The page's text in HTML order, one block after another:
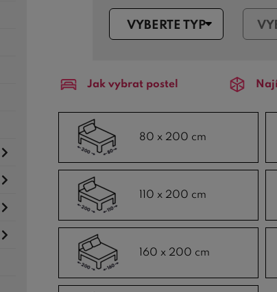
postele 90x200 cm. Pro větší
postele 140x200 cmideální volbou.
představy.
VYBERTE TYP
Jak vybrat postel
80 x 200 cm
110 x 200 cm
160 x 200 cm